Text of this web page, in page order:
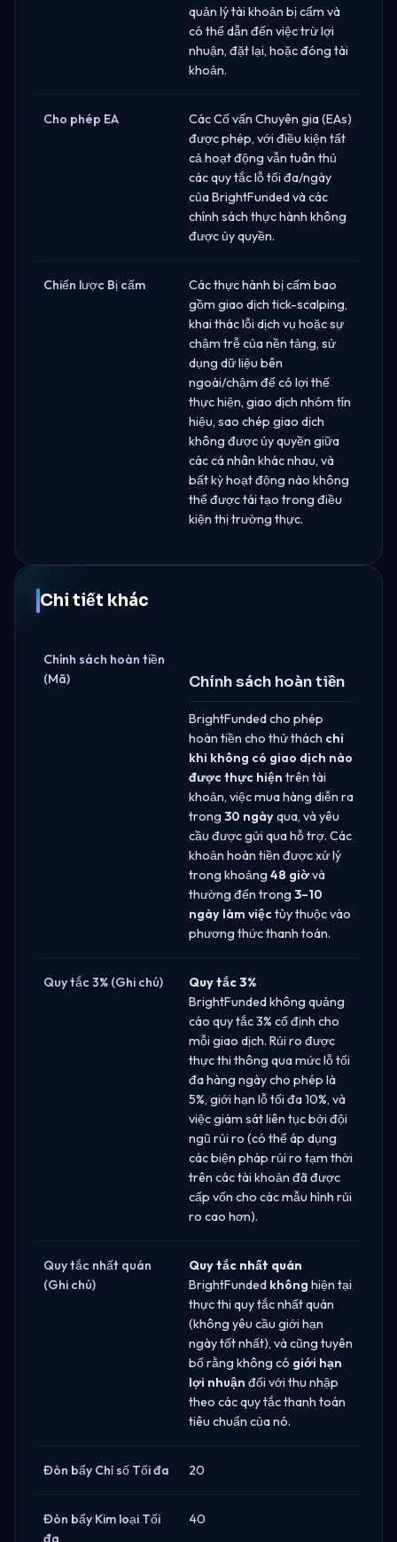
quản lý tài khoản bị cấm và
có thể dẫn đến việc trừ lợi
nhuận, đặt lại, hoặc đóng tài
khoản.
Cho phép EA
Các Cố vấn Chuyên gia (EAs)
được phép, với điều kiện tất
cả hoạt động vẫn tuân thủ
các quy tắc lỗ tối đa/ngày
của BrightFunded và các
chính sách thực hành không
được ủy quyền.
Chiến lược Bị cấm
Các thực hành bị cấm bao
gồm giao dịch tick-scalping,
khai thác lỗi dịch vụ hoặc sự
chậm trễ của nền tảng, sử
dụng dữ liệu bên
ngoài/chậm để có lợi thế
thực hiện, giao dịch nhóm tín
hiệu, sao chép giao dịch
không được ủy quyền giữa
các cá nhân khác nhau, và
bất kỳ hoạt động nào không
thể được tái tạo trong điều
kiện thị trường thực.
Chi tiết khác
Chính sách hoàn tiền
(Mã)
Chính sách hoàn tiền
BrightFunded cho phép
hoàn tiền cho thử thách chỉ
khi không có giao dịch nào
được thực hiện trên tài
khoản, việc mua hàng diễn ra
trong 30 ngàyqua, và yêu
cầu được gửi qua hỗ trợ. Các
khoản hoàn tiền được xử lý
trong khoảng 48 giờvà
thường đến trong 3–10
ngày làm việctùy thuộc vào
phương thức thanh toán.
Quy tắc 3% (Ghi chú)
Quy tắc 3%
BrightFunded không quảng
cáo quy tắc 3% cố định cho
mỗi giao dịch. Rủi ro được
thực thi thông qua mức lỗ tối
đa hàng ngày cho phép là
5%, giới hạn lỗ tối đa 10%, và
việc giám sát liên tục bởi đội
ngũ rủi ro (có thể áp dụng
các biện pháp rủi ro tạm thời
trên các tài khoản đã được
cấp vốn cho các mẫu hình rủi
ro cao hơn).
Quy tắc nhất quán
(Ghi chú)
Quy tắc nhất quán
BrightFunded không hiện tại
thực thi quy tắc nhất quán
(không yêu cầu giới hạn
ngày tốt nhất), và cũng tuyên
bố rằng không có giới hạn
lợi nhuận đối với thu nhập
theo các quy tắc thanh toán
tiêu chuẩn của nó.
Đòn bẩy Chỉ số Tối đa 20
Đòn bẩy Kim loại Tối
đa
40